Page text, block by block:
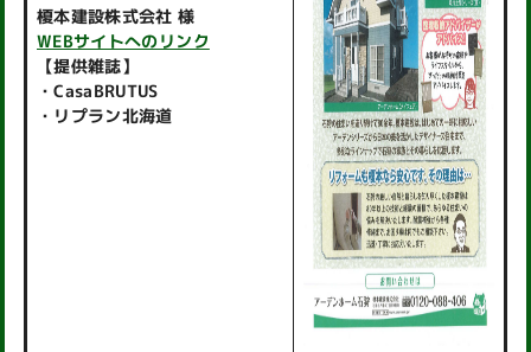
榎本建設株式会社 様
WEBサイトへのリンク
【提供雑誌】
・CasaBRUTUS
・リプラン北海道